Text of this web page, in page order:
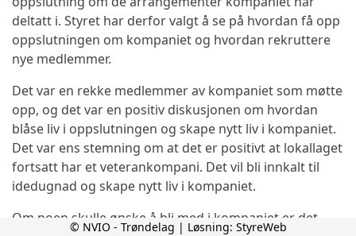
deltatt i. Styret har derfor valgt å se på hvordan få opp
oppslutningen om kompaniet og hvordan rekruttere
nye medlemmer.
Det var en rekke medlemmer av kompaniet som møtte
opp, og det var en positiv diskusjonen om hvordan
blåse liv i oppslutningen og skape nytt liv i kompaniet.
Det var ens stemning om at det er positivt at lokallaget
fortsatt har et veterankompani. Det vil bli innkalt til
idedugnad og skape nytt liv i kompaniet.
Om noen skulle ønske å bli med i kompaniet er det
© NVIO - Trøndelag | Løsning: StyreWeb